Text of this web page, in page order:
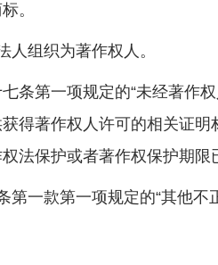
。
组织为著作权人。
第一项规定的“未经著作
著作权人许可的相关证明
法保护或者著作权保护期限
一款第一项规定的“其他不